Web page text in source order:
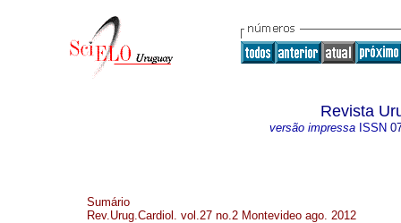
Revista
versão impressa ISSN
Sumário
Rev.Urug.Cardiol. vol.27 no.2 Montevideo ago. 2012